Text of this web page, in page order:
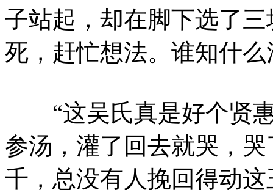
子站起，却在脚下选了
死，赶忙想法。谁知什
“这吴氏真是好个贤惠
参汤，灌了回去就哭，
千，总没有人挽回得动